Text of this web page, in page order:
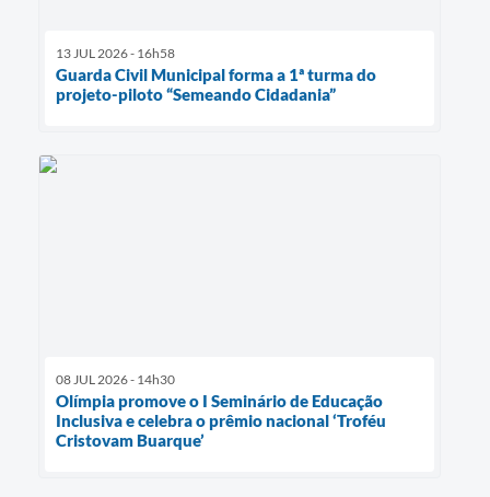
13 JUL 2026 - 16h58
Guarda Civil Municipal forma a 1ª turma do
projeto-piloto “Semeando Cidadania”
08 JUL 2026 - 14h30
Olímpia promove o I Seminário de Educação
Inclusiva e celebra o prêmio nacional ‘Troféu
Cristovam Buarque’